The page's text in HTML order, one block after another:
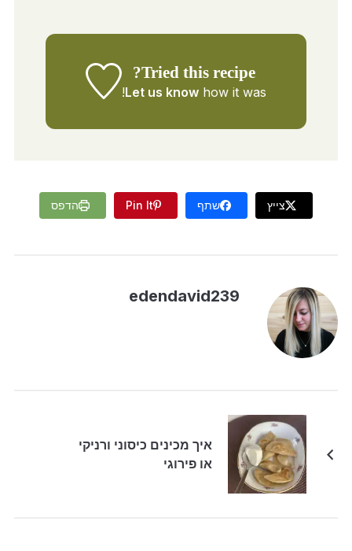
Tried this recipe?
Let us knowhow it was!
צייץ שתף Pin It הדפס
edendavid239
איך מכינים כיסוני ורניקי
או פירוגי